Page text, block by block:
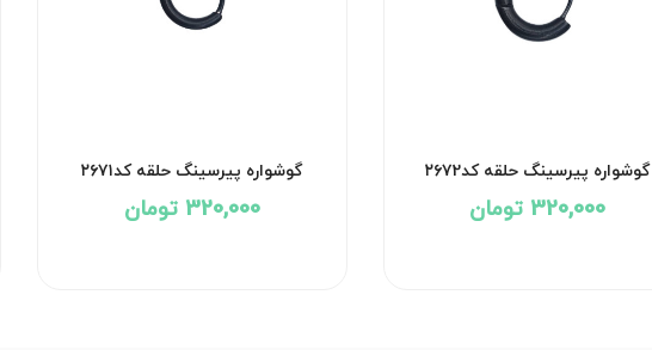
گوشواره پیرسینگ حلقه کد۲۶۷2
320,000 تومان
گوشواره پیرسینگ حلقه کد۲۶۷۱
320,000 تومان